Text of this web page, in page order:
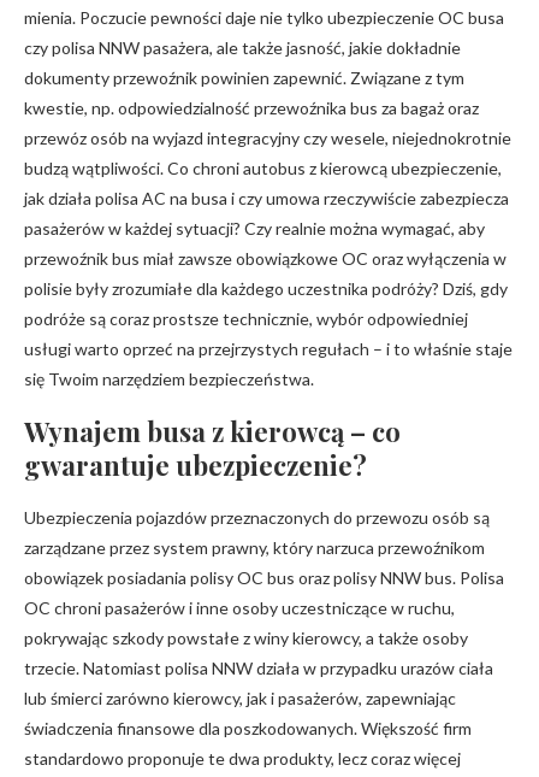
mienia. Poczucie pewności daje nie tylko ubezpieczenie OC busa
czy polisa NNW pasażera, ale także jasność, jakie dokładnie
dokumenty przewoźnik powinien zapewnić. Związane z tym
kwestie, np. odpowiedzialność przewoźnika bus za bagaż oraz
przewóz osób na wyjazd integracyjny czy wesele, niejednokrotnie
budzą wątpliwości. Co chroni autobus z kierowcą ubezpieczenie,
jak działa polisa AC na busa i czy umowa rzeczywiście zabezpiecza
pasażerów w każdej sytuacji? Czy realnie można wymagać, aby
przewoźnik bus miał zawsze obowiązkowe OC oraz wyłączenia w
polisie były zrozumiałe dla każdego uczestnika podróży? Dziś, gdy
podróże są coraz prostsze technicznie, wybór odpowiedniej
usługi warto oprzeć na przejrzystych regułach – i to właśnie staje
się Twoim narzędziem bezpieczeństwa.
Wynajem busa z kierowcą – co
gwarantuje ubezpieczenie?
Ubezpieczenia pojazdów przeznaczonych do przewozu osób są
zarządzane przez system prawny, który narzuca przewoźnikom
obowiązek posiadania polisy OC bus oraz polisy NNW bus. Polisa
OC chroni pasażerów i inne osoby uczestniczące w ruchu,
pokrywając szkody powstałe z winy kierowcy, a także osoby
trzecie. Natomiast polisa NNW działa w przypadku urazów ciała
lub śmierci zarówno kierowcy, jak i pasażerów, zapewniając
świadczenia finansowe dla poszkodowanych. Większość firm
standardowo proponuje te dwa produkty, lecz coraz więcej